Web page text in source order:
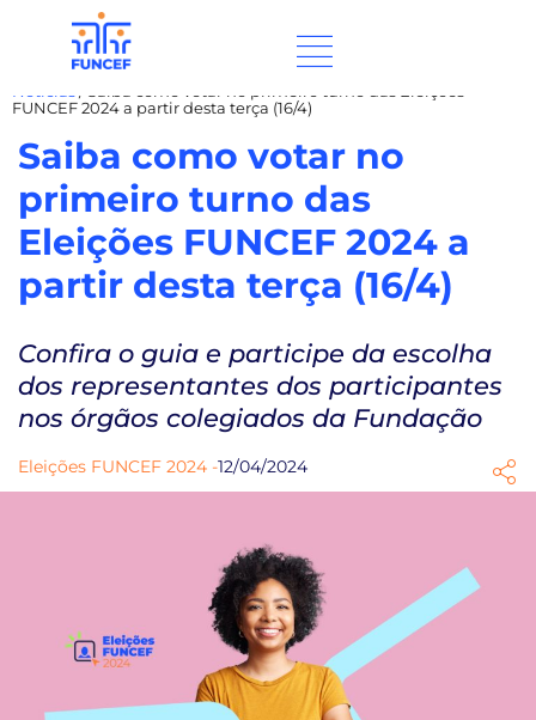
Notícias / Saiba como votar no primeiro turno das Eleições
FUNCEF 2024 a partir desta terça (16/4)
Saiba como votar no
primeiro turno das
Eleições FUNCEF 2024 a
partir desta terça (16/4)
Confira o guia e participe da escolha
dos representantes dos participantes
nos órgãos colegiados da Fundação
Eleições FUNCEF 2024 -12/04/2024